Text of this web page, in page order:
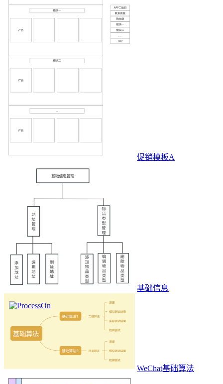
促销模板A
基础信息
WeChat基础算法